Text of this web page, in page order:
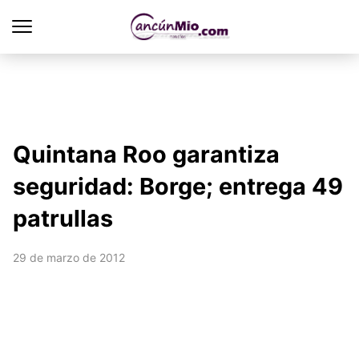
Quintana Roo garantiza
seguridad: Borge; entrega 49
patrullas
29 de marzo de 2012